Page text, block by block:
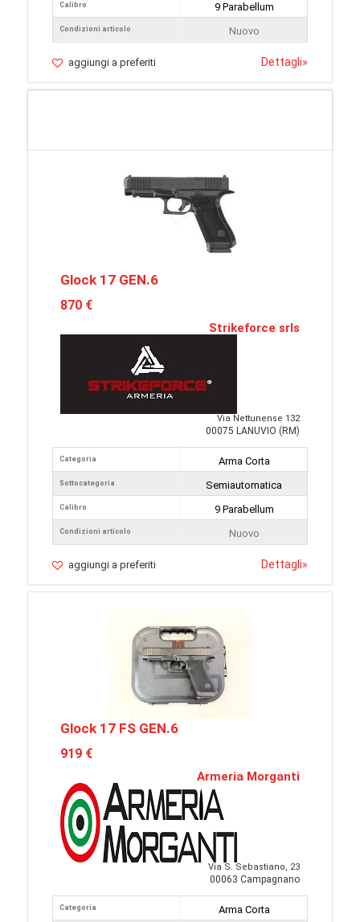
Calibro
Condizioni articolo
9 Parabellum
Nuovo
aggiungi a preferiti Dettagli»
Glock 17 GEN.6
870 €
Strikeforce srls
Via Nettunense 132
00075 LANUVIO (RM)
Categoria
Sottocategoria
Calibro
Condizioni articolo
Arma Corta
Semiautomatica
9 Parabellum
Nuovo
aggiungi a preferiti Dettagli»
Glock 17 FS GEN.6
919 €
Armeria Morganti
Via S. Sebastiano, 23
00063 Campagnano
Categoria
Arma Corta